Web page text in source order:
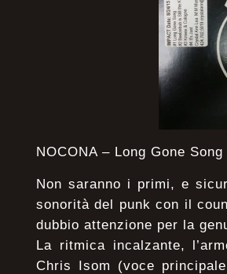
NOCONA – Long Gone
Non saranno i primi, e
sonorità del punk con il
dubbio attenzione per la
La ritmica incalzante,
Chris Isom (voce